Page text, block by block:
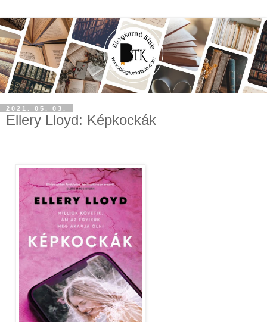
2021. 05. 03.
Ellery Lloyd: Képkockák